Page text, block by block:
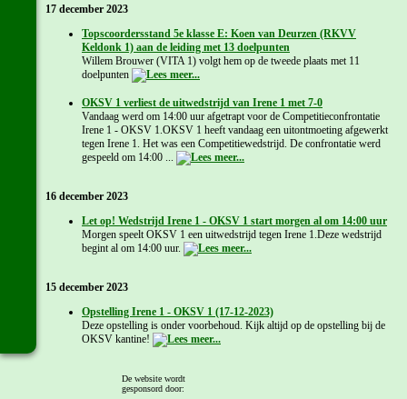
17 december 2023
Topscoordersstand 5e klasse E: Koen van Deurzen (RKVV
Keldonk 1) aan de leiding met 13 doelpunten
Willem Brouwer (VITA 1) volgt hem op de tweede plaats met 11
doelpunten
OKSV 1 verliest de uitwedstrijd van Irene 1 met 7-0
Vandaag werd om 14:00 uur afgetrapt voor de Competitieconfrontatie
Irene 1 - OKSV 1.OKSV 1 heeft vandaag een uitontmoeting afgewerkt
tegen Irene 1. Het was een Competitiewedstrijd. De confrontatie werd
gespeeld om 14:00 ...
16 december 2023
Let op! Wedstrijd Irene 1 - OKSV 1 start morgen al om 14:00 uur
Morgen speelt OKSV 1 een uitwedstrijd tegen Irene 1.Deze wedstrijd
begint al om 14:00 uur.
15 december 2023
Opstelling Irene 1 - OKSV 1 (17-12-2023)
Deze opstelling is onder voorbehoud. Kijk altijd op de opstelling bij de
OKSV kantine!
14 december 2023De website wordt
gesponsord door: